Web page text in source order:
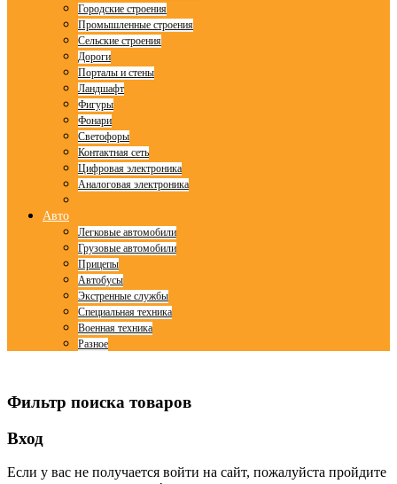
Городские строения
Промышленные строения
Сельские строения
Дороги
Порталы и стены
Ландшафт
Фигуры
Фонари
Светофоры
Контактная сеть
Цифровая электроника
Аналоговая электроника
Авто
Легковые автомобили
Грузовые автомобили
Прицепы
Автобусы
Экстренные службы
Специальная техника
Военная техника
Разное
Фильтр поиска товаров
Вход
Если у вас не получается войти на сайт, пожалуйста пройдите